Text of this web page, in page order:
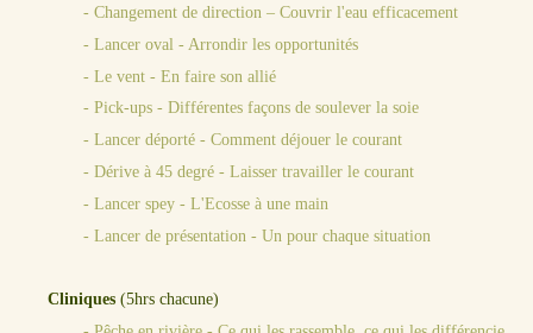
- Changement de direction – Couvrir l'eau efficacement
- Lancer oval - Arrondir les opportunités
- Le vent - En faire son allié
- Pick-ups - Différentes façons de soulever la soie
- Lancer déporté - Comment déjouer le courant
- Dérive à 45 degré - Laisser travailler le courant
- Lancer spey - L'Ecosse à une main
- Lancer de présentation - Un pour chaque situation
Cliniques (5hrs chacune)